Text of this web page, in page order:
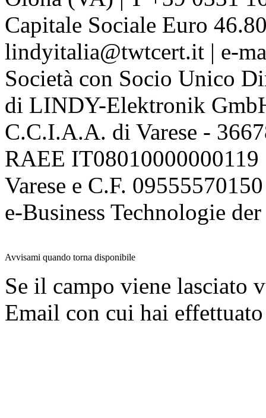
Capitale Sociale Euro
lindyitalia@twtcert.it | e-
Società con Socio Unico
di LINDY-Elektronik
C.C.I.A.A. di Varese -
RAEE
Varese e C.F. 09555570150
e-Business Technologie
Avvisami quando torna disponibile
Se il campo viene lasciato
Email con cui hai